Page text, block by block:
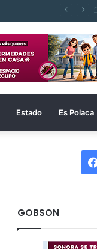
Estado Es Polaca
GOBSON